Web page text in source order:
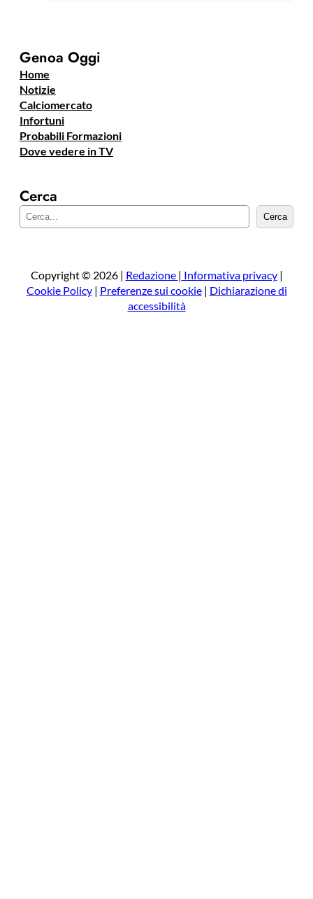
Genoa Oggi
Home
Notizie
Calciomercato
Infortuni
Probabili Formazioni
Dove vedere in TV
Cerca
e
a
Cerca
Copyright © 2026 | Redazione | Informativa privacy|
Cookie Policy| Preferenze sui cookie| Dichiarazione di
accessibilità